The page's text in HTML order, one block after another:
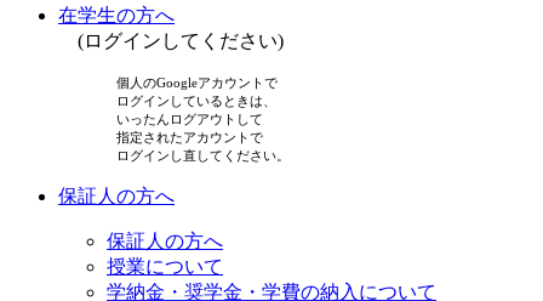
在学生の方へ
(ログインしてください)
個人のGoogleアカウントで
ログインしているときは、
いったんログアウトして
指定されたアカウントで
ログインし直してください。
保証人の方へ
保証人の方へ
授業について
学納金・奨学金・学費の納入について